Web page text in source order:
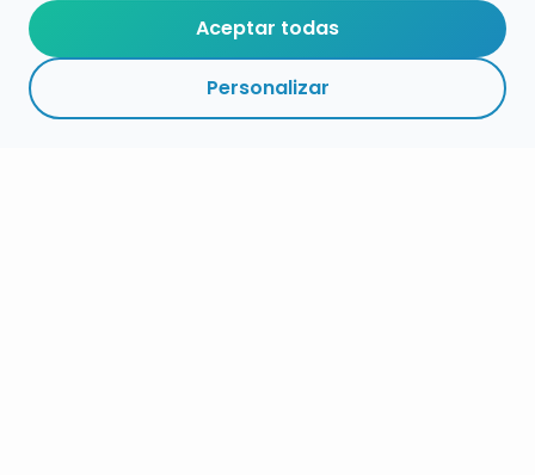
RESUMEN PLAZOS ESPECIALIDAD ENLACES SEGUIR
Aceptar todas
Personalizar